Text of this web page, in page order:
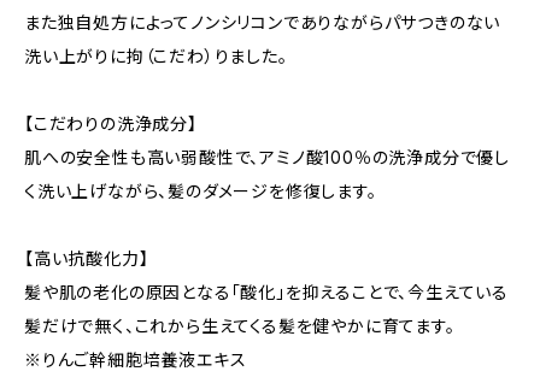
また独自処方によってノンシリコンでありながらパサつきのない
洗い上がりに拘（こだわ）りました。
【こだわりの洗浄成分】
肌への安全性も高い弱酸性で、アミノ酸100％の洗浄成分で優し
く洗い上げながら、髪のダメージを修復します。
【高い抗酸化力】
髪や肌の老化の原因となる「酸化」を抑えることで、今生えている
髪だけで無く、これから生えてくる髪を健やかに育てます。
※りんご幹細胞培養液エキス